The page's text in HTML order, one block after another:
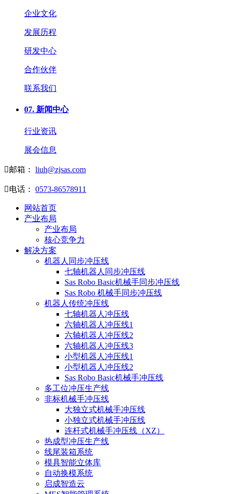
企业文化
发展历程
研发中心
合作伙伴
联系我们
07. 新闻中心
行业资讯
展会信息
邮箱： liuh@zjsas.com
电话： 0573-86578911
网站首页
产业布局
产业布局
核心竞争力
解决方案
机器人同步冲压线
七轴机器人同步冲压线
Sas Robo Basic机械手同步冲压线
Sas Robo 机械手同步冲压线
机器人传统冲压线
七轴机器人冲压线
六轴机器人冲压线1
六轴机器人冲压线2
六轴机器人冲压线3
小型机器人冲压线1
小型机器人冲压线2
Sas Robo Basic机械手冲压线
多工位冲压生产线
非标机械手冲压线
大独立式机械手冲压线
小独立式机械手冲压线
连杆式机械手冲压线（XZ）
热成型冲压生产线
线尾装箱系统
模具智能立体库
自动换模系统
启成智造云